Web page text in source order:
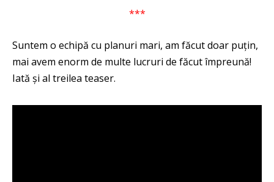
***
Suntem o echipă cu planuri mari, am făcut doar puțin,
mai avem enorm de multe lucruri de făcut împreună!
Iată și al treilea teaser.